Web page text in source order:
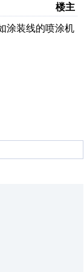
楼主
涂装线的喷涂机